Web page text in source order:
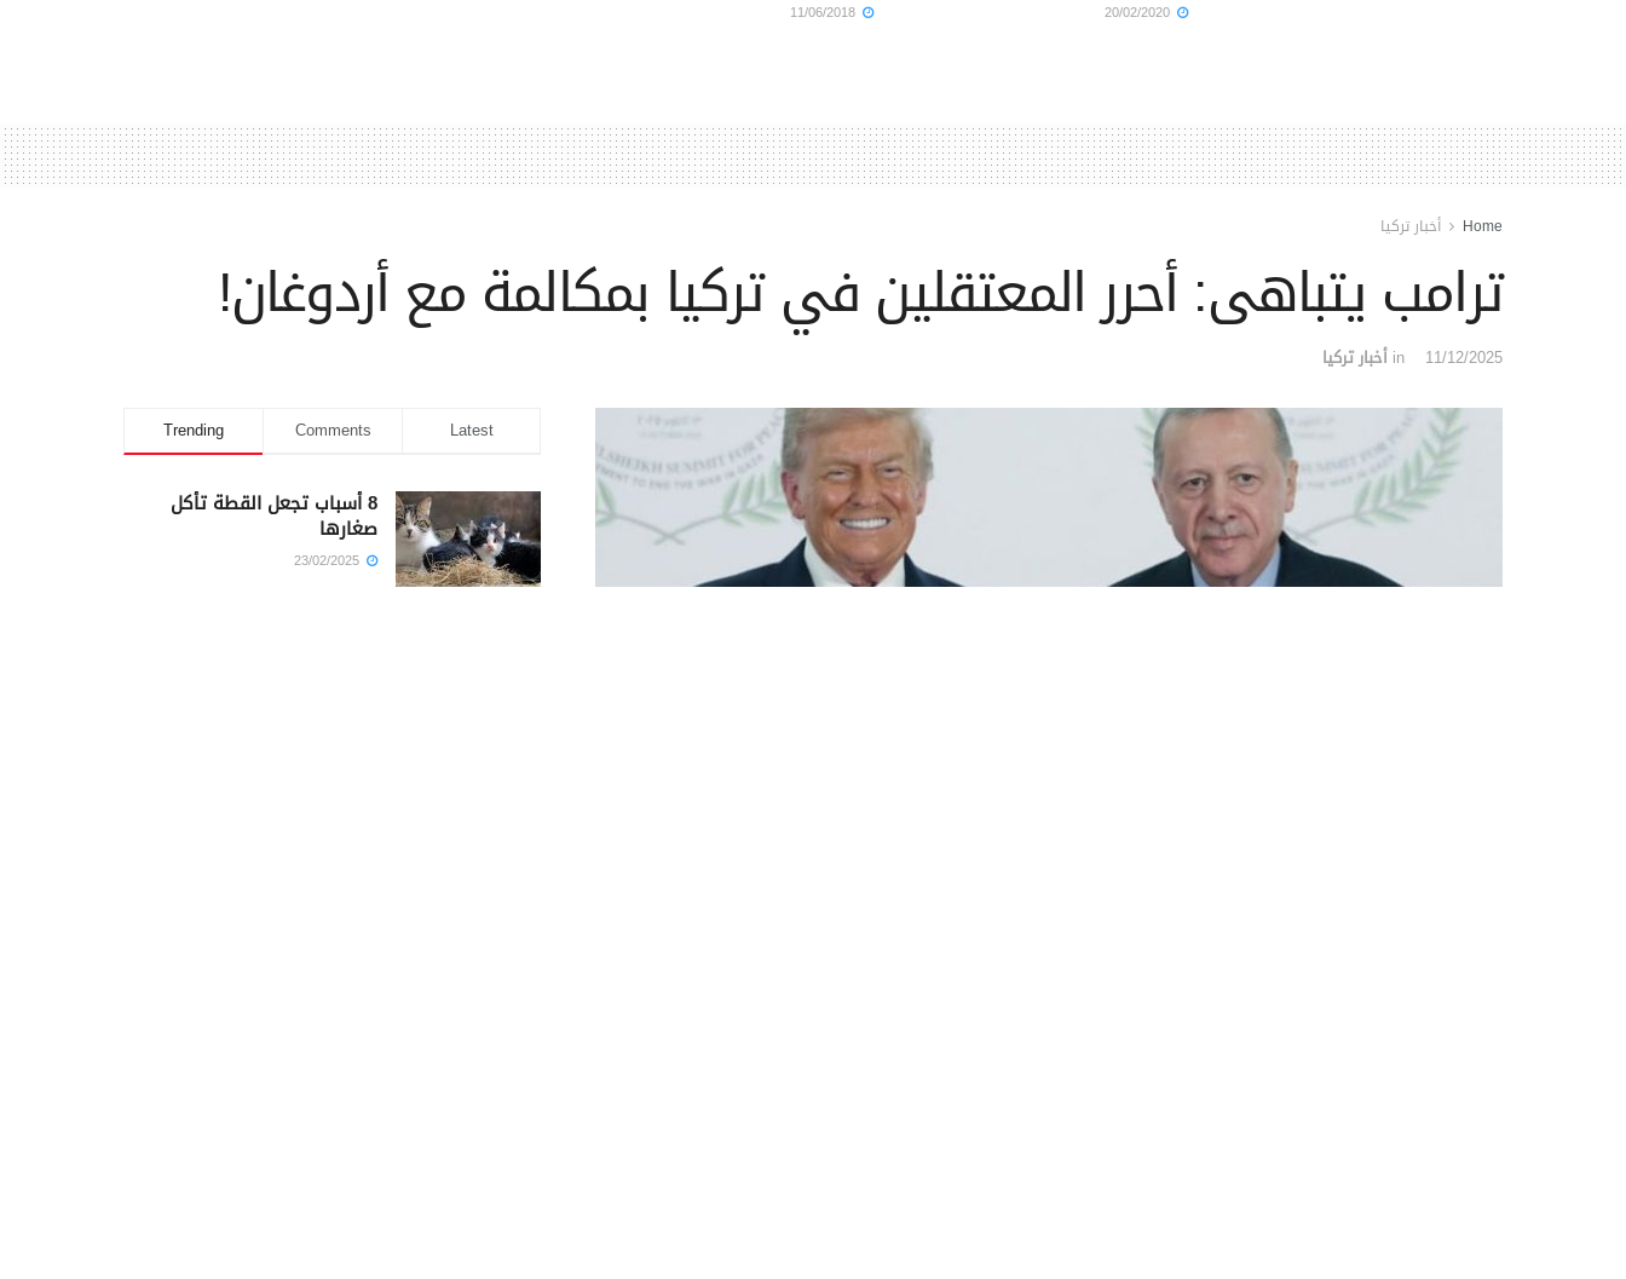
Home أخبار تركيا
ترامب يتباهى: أحرر المعتقلين في تركيا بمكالمة مع أردوغان!
11/12/2025
in أخبار تركيا
Trending Comments Latest
8 أسباب تجعل القطة تأكل
صغارها